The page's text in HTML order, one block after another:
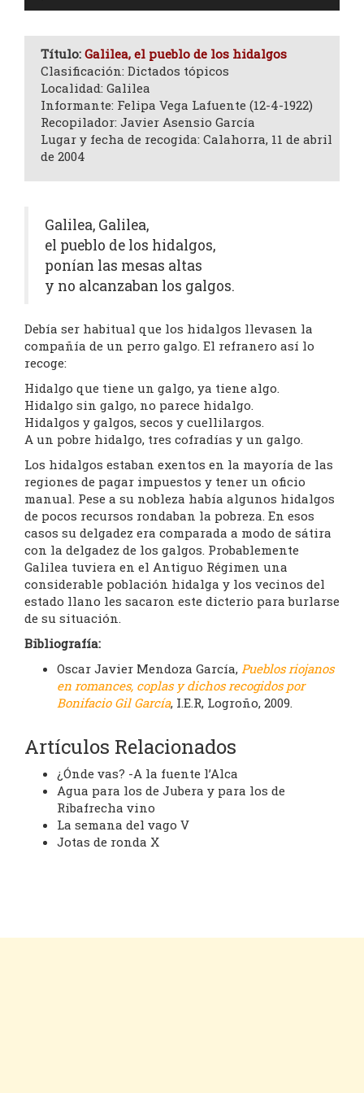
Título: Galilea, el pueblo de los hidalgos
Clasificación: Dictados tópicos
Localidad: Galilea
Informante: Felipa Vega Lafuente (12-4-1922)
Recopilador: Javier Asensio García
Lugar y fecha de recogida: Calahorra, 11 de abril
de 2004
Galilea, Galilea,
el pueblo de los hidalgos,
ponían las mesas altas
y no alcanzaban los galgos.
Debía ser habitual que los hidalgos llevasen la
compañía de un perro galgo. El refranero así lo
recoge:
Hidalgo que tiene un galgo, ya tiene algo.
Hidalgo sin galgo, no parece hidalgo.
Hidalgos y galgos, secos y cuellilargos.
A un pobre hidalgo, tres cofradías y un galgo.
Los hidalgos estaban exentos en la mayoría de las
regiones de pagar impuestos y tener un oficio
manual. Pese a su nobleza había algunos hidalgos
de pocos recursos rondaban la pobreza. En esos
casos su delgadez era comparada a modo de sátira
con la delgadez de los galgos. Probablemente
Galilea tuviera en el Antiguo Régimen una
considerable población hidalga y los vecinos del
estado llano les sacaron este dicterio para burlarse
de su situación.
Bibliografía:
Oscar Javier Mendoza García, Pueblos riojanos
en romances, coplas y dichos recogidos por
Bonifacio Gil García, I.E.R, Logroño, 2009.
Artículos Relacionados
¿Ónde vas? -A la fuente l’Alca
Agua para los de Jubera y para los de
Ribafrecha vino
La semana del vago V
Jotas de ronda X